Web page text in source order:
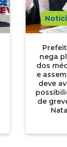
nega
dos
e
deve
de